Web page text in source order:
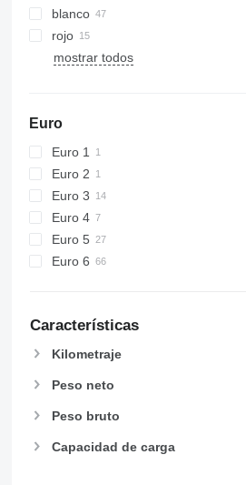
blanco
rojo
mostrar todos
Euro
Euro 1
Euro 2
Euro 3
Euro 4
Euro 5
Euro 6
Características
Kilometraje
Peso neto
Peso bruto
Capacidad de carga